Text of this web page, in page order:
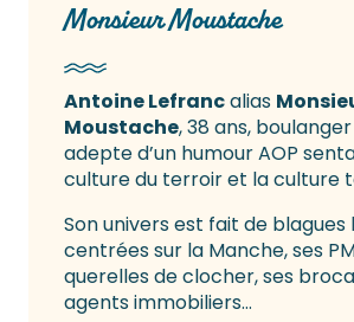
Monsieur Moustache
Antoine Lefrancalias
Moustache, 38 ans,
adepte d’un humour AOP
culture du terroir et la culture
Son univers est fait de blagues
centrées sur la Manche, ses
querelles de clocher, ses
agents immobiliers…